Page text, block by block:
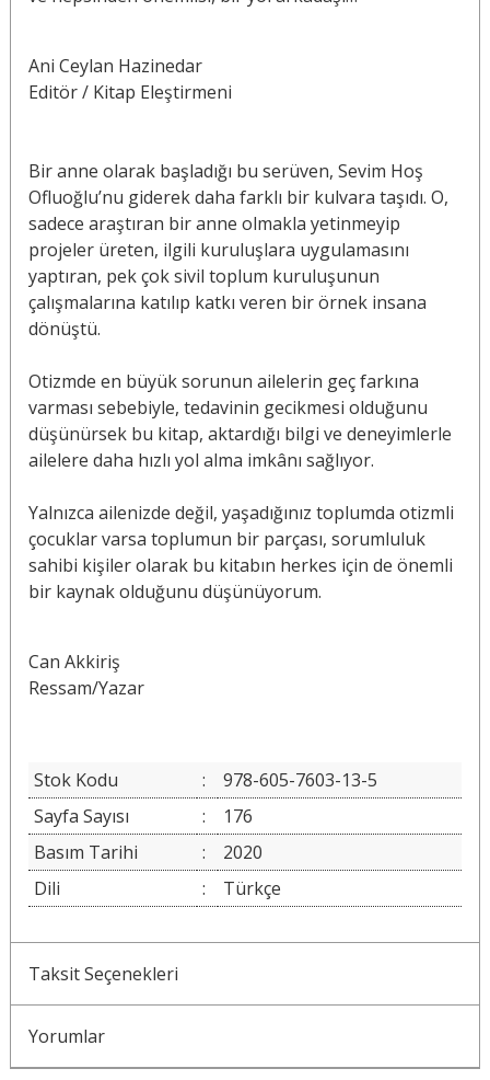
Ani Ceylan Hazinedar
Editör / Kitap Eleştirmeni
Bir anne olarak başladığı bu serüven, Sevim Hoş
Ofluoğlu’nu giderek daha farklı bir kulvara taşıdı. O,
sadece araştıran bir anne olmakla yetinmeyip
projeler üreten, ilgili kuruluşlara uygulamasını
yaptıran, pek çok sivil toplum kuruluşunun
çalışmalarına katılıp katkı veren bir örnek insana
dönüştü.
Otizmde en büyük sorunun ailelerin geç farkına
varması sebebiyle, tedavinin gecikmesi olduğunu
düşünürsek bu kitap, aktardığı bilgi ve deneyimlerle
ailelere daha hızlı yol alma imkânı sağlıyor.
Yalnızca ailenizde değil, yaşadığınız toplumda otizmli
çocuklar varsa toplumun bir parçası, sorumluluk
sahibi kişiler olarak bu kitabın herkes için de önemli
bir kaynak olduğunu düşünüyorum.
Can Akkiriş
Ressam/Yazar
Stok Kodu :
978-605-7603-13-5
Sayfa Sayısı
:
176
Basım Tarihi
:
2020
Dili
: Türkçe
Taksit Seçenekleri
Yorumlar